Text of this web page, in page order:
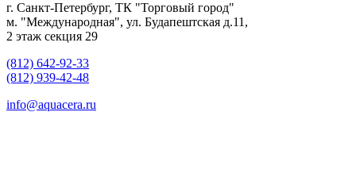
г. Санкт-Петербург, ТК "Торговый город"
м. "Международная", ул. Будапештская д.11,
2 этаж секция 29
(812) 642-92-33
(812) 939-42-48
info@aquacera.ru